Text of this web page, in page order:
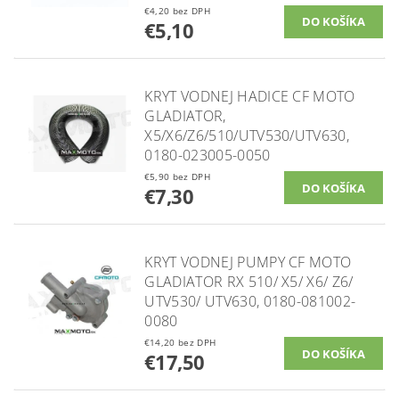
€4,20 bez DPH
€5,10
KRYT VODNEJ HADICE CF MOTO
GLADIATOR,
X5/X6/Z6/510/UTV530/UTV630,
0180-023005-0050
€5,90 bez DPH
€7,30
KRYT VODNEJ PUMPY CF MOTO
GLADIATOR RX 510/ X5/ X6/ Z6/
UTV530/ UTV630, 0180-081002-
0080
€14,20 bez DPH
€17,50